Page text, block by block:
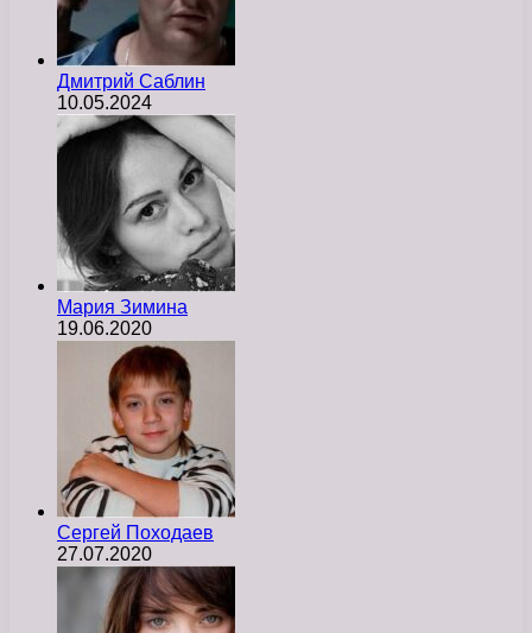
Дмитрий Саблин
10.05.2024
Мария Зимина
19.06.2020
Сергей Походаев
27.07.2020